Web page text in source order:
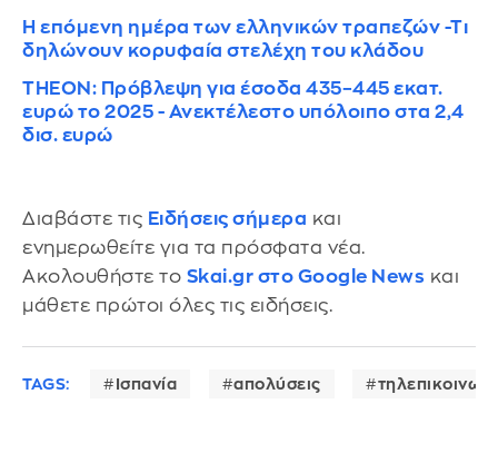
Η επόμενη ημέρα των ελληνικών τραπεζών -Τι
δηλώνουν κορυφαία στελέχη του κλάδου
THEON: Πρόβλεψη για έσοδα 435–445 εκατ.
ευρώ το 2025 - Ανεκτέλεστο υπόλοιπο στα 2,4
δισ. ευρώ
Διαβάστε τις Ειδήσεις σήμερα και
ενημερωθείτε για τα πρόσφατα νέα.
Ακολουθήστε το Skai.gr στο Google News και
μάθετε πρώτοι όλες τις ειδήσεις.
TAGS: Ισπανία απολύσεις